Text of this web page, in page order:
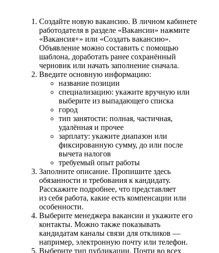
Создайте новую вакансию. В личном кабинете
работодателя в разделе «Вакансии» нажмите
«Вакансия+» или «Создать вакансию».
Объявление можно составить с помощью
шаблона, доработать ранее сохранённый
черновик или начать заполнение сначала.
Введите основную информацию:
название позиции
специализацию: укажите вручную или
выберите из выпадающего списка
город
тип занятости: полная, частичная,
удалённая и прочее
зарплату: укажите диапазон или
фиксированную сумму, до или после
вычета налогов
требуемый опыт работы
Заполните описание. Пропишите здесь
обязанности и требования к кандидату.
Расскажите подробнее, что представляет
из себя работа, какие есть компенсации или
особенности.
Выберите менеджера вакансии и укажите его
контакты. Можно также показывать
кандидатам каналы связи для откликов —
например, электронную почту или телефон.
Выберите тип публикации. Почти во всех